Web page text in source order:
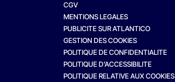
CGV
MENTIONS LEGALES
PUBLICITE SUR ATLANTICO
GESTION DES COOKIES
POLITIQUE DE CONFIDENTIALITE
POLITIQUE D’ACCESSIBILITE
POLITIQUE RELATIVE AUX COOKIES